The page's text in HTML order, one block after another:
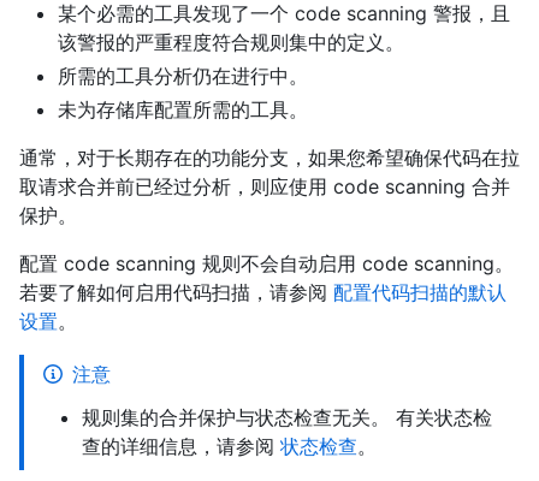
某个必需的工具发现了一个 code scanning 警报，且
该警报的严重程度符合规则集中的定义。
所需的工具分析仍在进行中。
未为存储库配置所需的工具。
通常，对于长期存在的功能分支，如果您希望确保代码在拉
取请求合并前已经过分析，则应使用 code scanning 合并
保护。
配置 code scanning 规则不会自动启用 code scanning。
若要了解如何启用代码扫描，请参阅 配置代码扫描的默认
设置。
注意
规则集的合并保护与状态检查无关。 有关状态检
查的详细信息，请参阅 状态检查。